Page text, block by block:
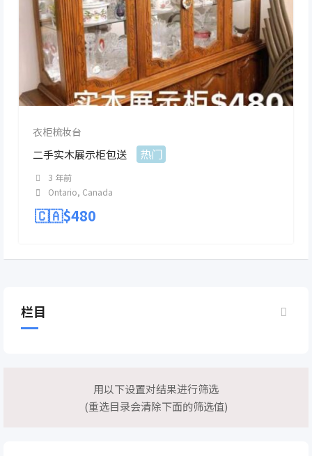
衣柜梳妆台
二手实木展示柜包送 热门
3 年前
Ontario, Canada
🇨🇦$480
栏目
用以下设置对结果进行筛选
(重选目录会清除下面的筛选值)